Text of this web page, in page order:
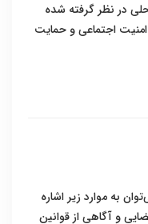
در نظر گرفته شده
اجتماعی و حمایت
به موارد زیر اشاره
و آگاهی از قوانین